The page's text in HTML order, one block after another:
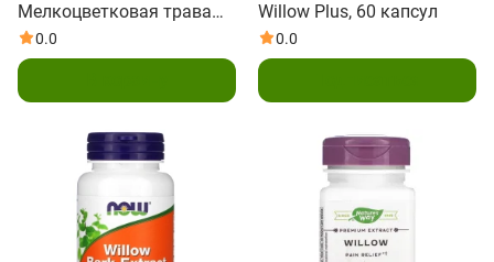
Мелкоцветковая трава
ивы 60 софтгелей
0.0
Willow Plus, 60 капсул
0.0